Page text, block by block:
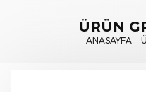
ÜRÜN
ANASAYFA